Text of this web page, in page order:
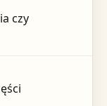
czy